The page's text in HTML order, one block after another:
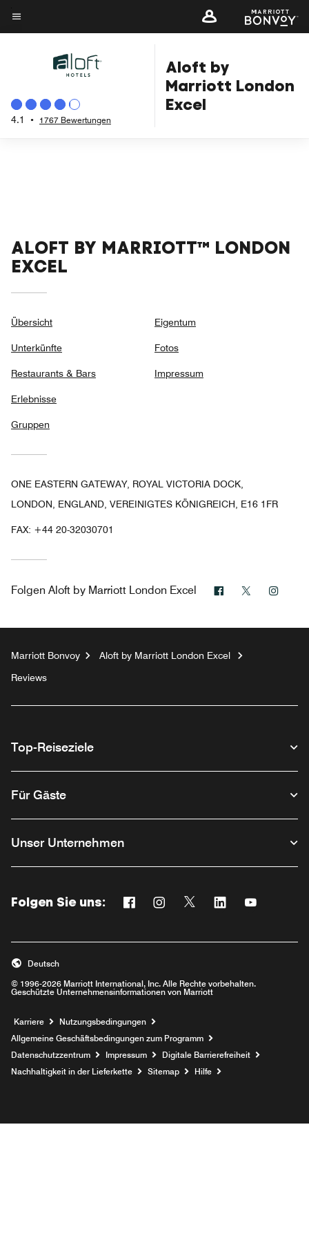
Skip
toMenütext
4.1 • 1767 Bewertungen
Aloft by
Marriott London
Excel
ALOFT BY MARRIOTT™ LONDON
EXCEL
Übersicht
Unterkünfte
Restaurants & Bars
Erlebnisse
Gruppen
Eigentum
Fotos
Impressum
ONE EASTERN GATEWAY, ROYAL VICTORIA DOCK,
LONDON, ENGLAND, VEREINIGTES KÖNIGREICH, E16 1FR
FAX: +44 20-32030701
Folgen Aloft by Marriott London Excel Facebook
Twitter
Marriott Bonvoy
Aloft by Marriott London Excel
Reviews
Top-Reiseziele
Für Gäste
Unser Unternehmen
Folgen Sie uns: Facebook
Opens a new window
Instagram
Opens a new window
Twitter
Opens a new window
Linkedin
Opens a new
Opens a
© 1996-2026 Marriott International, Inc. Alle Rechte vorbehalten.
Geschützte Unternehmensinformationen von Marriott
Deutsch
Karriere Opens a new window
Nutzungsbedingungen
Allgemeine Geschäftsbedingungen zum Programm
Datenschutzzentrum
Impressum
Digitale Barrierefreiheit
Nachhaltigkeit in der Lieferkette
Sitemap Hilfe